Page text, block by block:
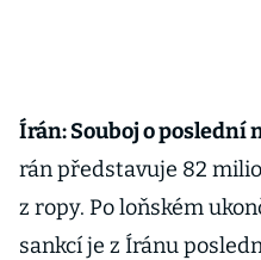
Írán: Souboj o
rán představuje 82
z ropy. Po loňském
sankcí je z Íránu